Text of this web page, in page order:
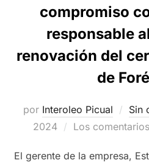
compromiso
responsable
renovación del
de
por Interoleo Picual Sin
2024
Los
El gerente de la empresa,